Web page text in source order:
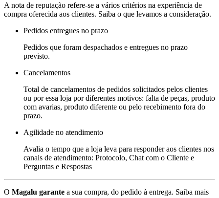
A nota de reputação refere-se a vários critérios na experiência de
compra oferecida aos clientes. Saiba o que levamos a consideração.
Pedidos entregues no prazo
Pedidos que foram despachados e entregues no prazo
previsto.
Cancelamentos
Total de cancelamentos de pedidos solicitados pelos clientes
ou por essa loja por diferentes motivos: falta de peças, produto
com avarias, produto diferente ou pelo recebimento fora do
prazo.
Agilidade no atendimento
Avalia o tempo que a loja leva para responder aos clientes nos
canais de atendimento: Protocolo, Chat com o Cliente e
Perguntas e Respostas
O Magalu garante a sua compra, do pedido à entrega. Saiba mais